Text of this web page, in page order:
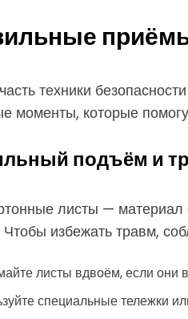
техники
моменты, которые
подъём и
листы — материал
избежать травм,
листы вдвоём, если они
специальные тележки